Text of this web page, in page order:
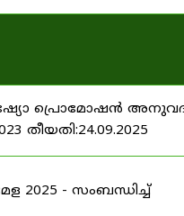
പ്രൊമോഷൻ
തീയതി:24.09.2025
2025 - സംബന്ധിച്ച്